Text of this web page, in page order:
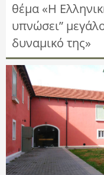
η
ς
θέμα «Η
υπνώσει”
δυναμικό της»